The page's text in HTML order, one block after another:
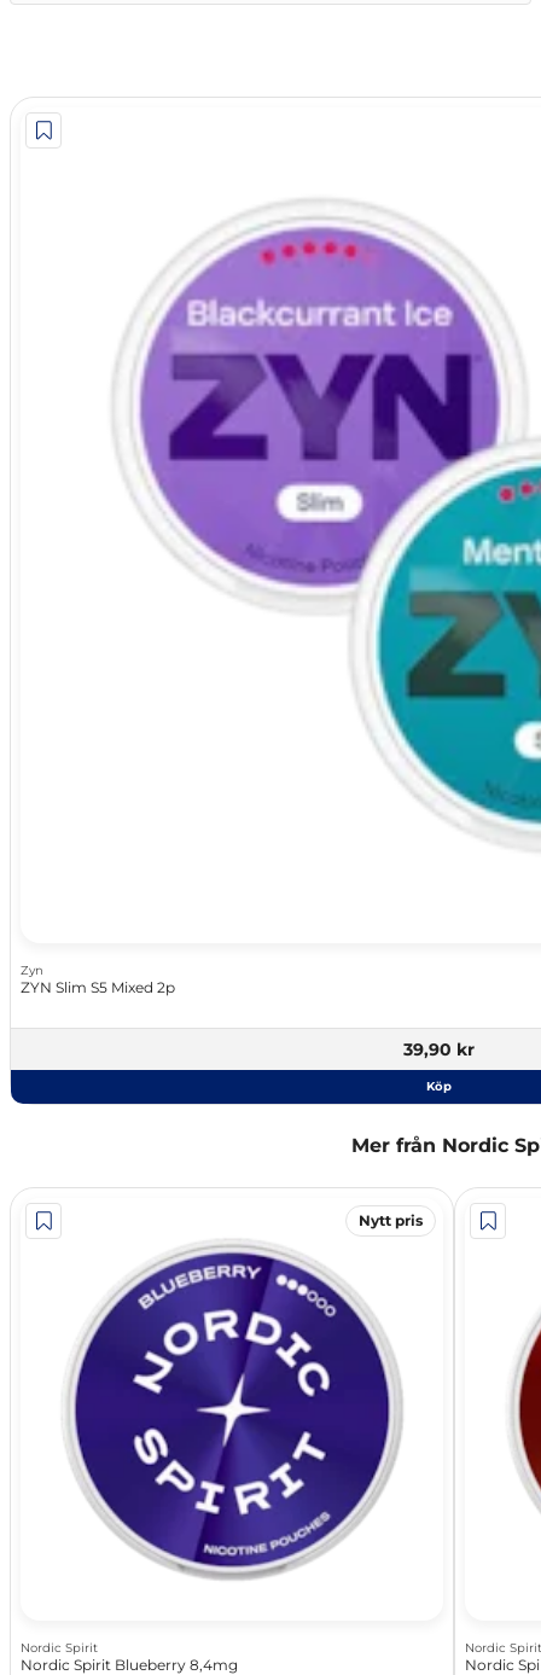
Zyn
ZYN Slim S5 Mixed 2p
39,90 kr
Köp
Mer från Nordic
Nytt pris
Nordic Spirit
Nordic Spirit Blueberry 8,4mg
Nordic Spirit
Nordic